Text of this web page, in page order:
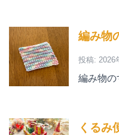
編み物
投稿: 2026
編み物の
くるみ